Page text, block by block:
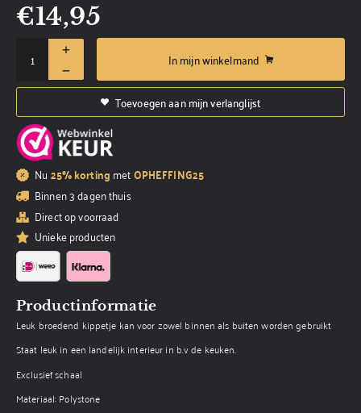
€14,95
In mijn winkelmand
Toevoegen aan mijn verlanglijst
Nu 25% korting metOPHEFFING25
Binnen 3 dagen thuis
Direct op voorraad
Unieke producten
Productinformatie
Leuk broedend kippetje kan voor zowel binnen als buiten worden gebruikt
Staat leuk in een landelijk interieur in b.v de keuken.
Exclusief schaal
Materiaal: Polystone